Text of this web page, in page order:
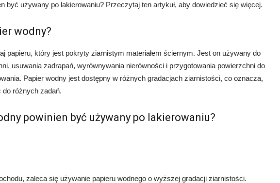
być używany po lakierowaniu? Przeczytaj ten artykuł, aby dowiedzieć się więcej.
wodny?
papieru, który jest pokryty ziarnistym materiałem ściernym. Jest on używany do
usuwania zadrapań, wyrównywania nierówności i przygotowania powierzchni do
Papier wodny jest dostępny w różnych gradacjach ziarnistości, co oznacza,
różnych zadań.
powinien być używany po lakierowaniu?
zaleca się używanie papieru wodnego o wyższej gradacji ziarnistości.